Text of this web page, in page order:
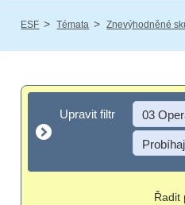
ESF / Témata / Znevýhodněné
Upravit filtr
Upravit filtr 03
Řadit